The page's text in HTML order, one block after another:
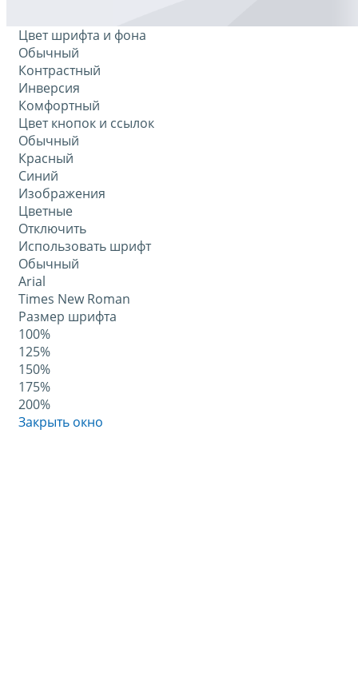
Цвет шрифта и фона
Обычный
Контрастный
Инверсия
Комфортный
Цвет кнопок и ссылок
Обычный
Красный
Синий
Изображения
Цветные
Отключить
Использовать шрифт
Обычный
Arial
Times New Roman
Размер шрифта
100%
125%
150%
175%
200%
Закрыть окно